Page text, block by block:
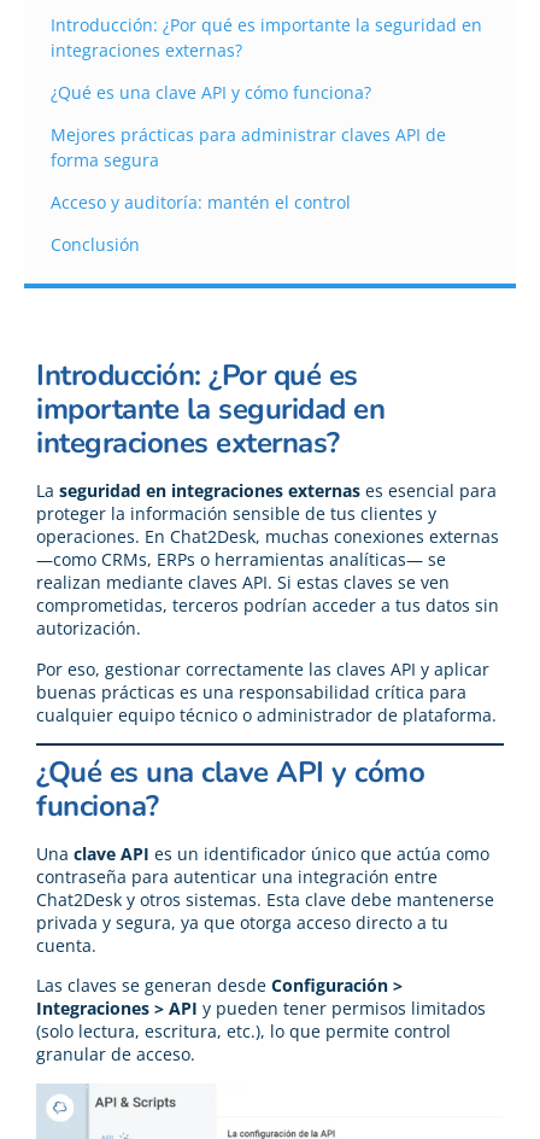
Introducción: ¿Por qué es importante la seguridad en
integraciones externas?
¿Qué es una clave API y cómo funciona?
Mejores prácticas para administrar claves API de
forma segura
Acceso y auditoría: mantén el control
Conclusión
Introducción: ¿Por qué es
importante la seguridad en
integraciones externas?
La seguridad en integraciones externas es esencial para
proteger la información sensible de tus clientes y
operaciones. En Chat2Desk, muchas conexiones externas
—como CRMs, ERPs o herramientas analíticas— se
realizan mediante claves API. Si estas claves se ven
comprometidas, terceros podrían acceder a tus datos sin
autorización.
Por eso, gestionar correctamente las claves API y aplicar
buenas prácticas es una responsabilidad crítica para
cualquier equipo técnico o administrador de plataforma.
¿Qué es una clave API y cómo
funciona?
Una clave API es un identificador único que actúa como
contraseña para autenticar una integración entre
Chat2Desk y otros sistemas. Esta clave debe mantenerse
privada y segura, ya que otorga acceso directo a tu
cuenta.
Las claves se generan desde Configuración >
Integraciones > API y pueden tener permisos limitados
(solo lectura, escritura, etc.), lo que permite control
granular de acceso.